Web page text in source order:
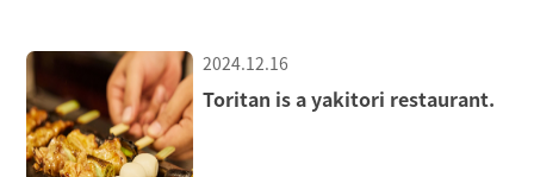
2024.12.16
Toritan is a yakitori restaurant.